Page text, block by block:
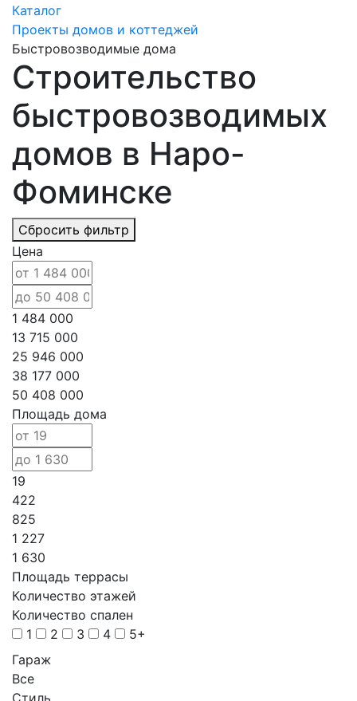
Каталог
Проекты домов и коттеджей
Быстровозводимые дома
Строительство
быстровозводимых
домов в Наро-
Фоминске
Сбросить фильтр
Цена
1 484 000
13 715 000
25 946 000
38 177 000
50 408 000
Площадь дома
19
422
825
1 227
1 630
Площадь террасы
Количество этажей
Количество спален
1
2 3 4
5+
Гараж
Все
Стиль